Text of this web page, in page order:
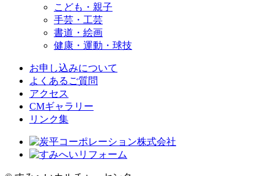
こども・親子
手芸・工芸
書道・絵画
健康・運動・球技
お申し込みについて
よくあるご質問
アクセス
CMギャラリー
リンク集